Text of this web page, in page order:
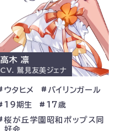
高木 凛
CV.鷲見友美ジェナ
ウタヒメ
バイリンガール
19期生
17歳
桜が丘学園昭和ポップス同
好会